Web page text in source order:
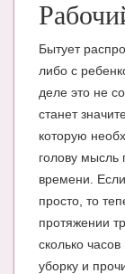
Бытует
либо с
деле это не
станет
которую
голову мысль
времени.
просто, то
протяжении
сколько
уборку и